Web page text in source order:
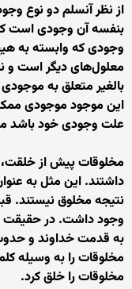
از نظر آنسلم دو نوع
بنفسه آن وجودی است
وجودی که وابسته به
معلول‌های دیگر است و
بالغیر متعلق به
این موجود موجودی
علت وجودی خود باشد
مخلوقات پیش از
داشتند. این مثل به
نتیجه مخلوق نیستند.
وجود داشت. در حقیقت
به قدمت خداوند و
مخلوقات را به وسیله
مخلوقات را خلق کرد.